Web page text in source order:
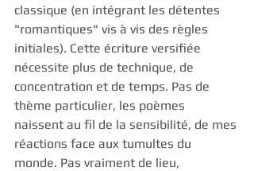
classique (en intégrant les détentes
"romantiques" vis à vis des règles
initiales). Cette écriture versifiée
nécessite plus de technique, de
concentration et de temps. Pas de
thème particulier, les poèmes
naissent au fil de la sensibilité, de mes
réactions face aux tumultes du
monde. Pas vraiment de lieu,